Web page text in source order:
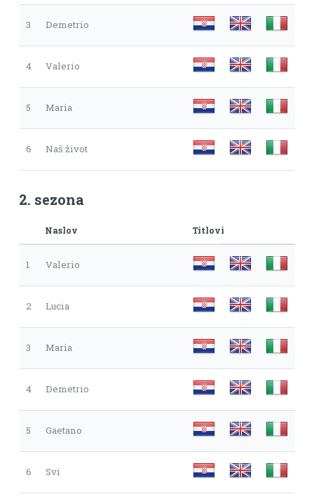
3 Demetrio
4 Valerio
5 Maria
6 Naš život
2. sezona
Naslov Titlovi
1 Valerio
2 Lucia
3 Maria
4 Demetrio
5 Gaetano
6 Svi